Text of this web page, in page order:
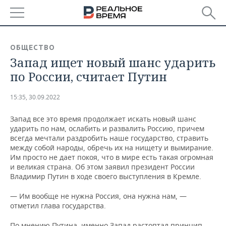
БАШКОРТОСТАН
ТАТАРСТАН
НОВОСТИ
АНАЛИТИКА
ДЕКЛАРАЦИИ О ДОХОДАХ
КОРОЛИ ГОСЗАКАЗА ПФО
ВУЗЫ ТАТАРСТАНА
КОМУ ПРИНАДЛЕЖАТ
ТОРГОВЫЕ ЦЕНТРЫ
НОВОСТИ ЭКОНОМИКИ
ФИНАНСЫ
БАНКИ
БЮДЖЕТ
ИНВЕСТИЦИИ
ПРОМЫШЛЕННОСТЬ
НОВОСТИ
ПРОМЫШЛЕННОСТИ
АГРОПРОМ
МАШИНОСТРОЕНИЕ
НЕДВИЖИМОСТЬ
НОВОСТИ НЕДВИЖИМОСТИ
АВТО
НОВОСТИ АВТО
БИЗНЕС
НОВОСТИ БИЗНЕСА
ТЕХНОЛОГИИ
ОБЩЕСТВО
Запад ищет новый шанс ударить
по России, считает Путин
15:35, 30.09.2022
Запад все это время продолжает искать новый шанс
ударить по нам, ослабить и развалить Россию, причем
всегда мечтали раздробить наше государство, стравить
между собой народы, обречь их на нищету и вымирание.
Им просто не дает покоя, что в мире есть такая огромная
и великая страна. Об этом заявил президент России
Владимир Путин в ходе своего выступления в Кремле.
— Им вообще не нужна Россия, она нужна нам, —
отметил глава государства.